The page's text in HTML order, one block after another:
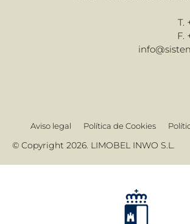
T.
F.
Aviso legal Política de Cookies
© Copyright 2026. LIMOBEL INWO S.L.